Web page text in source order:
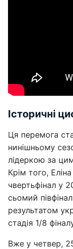
Історичні
Ця перемога
нинішньому
лідеркою за
Крім того,
чвертьфінал у
сьомий
результатом
стадія 1/8
Вже у четвер,